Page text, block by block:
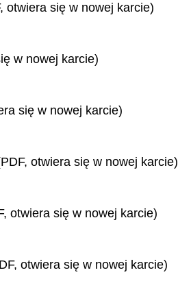
otwiera się w nowej karcie)
w nowej karcie)
się w nowej karcie)
otwiera się w nowej karcie)
otwiera się w nowej karcie)
otwiera się w nowej karcie)